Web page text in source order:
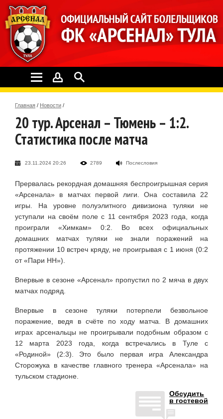
Главная / Новости /
20 тур. Арсенал – Тюмень – 1:2.
Статистика после матча
23.11.2024 20:26 2789 Послесловия
Прервалась рекордная домашняя беспроигрышная серия
«Арсенала» в матчах первой лиги. Она составила 22
игры. На уровне полуэлитного дивизиона туляки не
уступали на своём поле с 11 сентября 2023 года, когда
проиграли «Химкам» 0:2. Во всех официальных
домашних матчах туляки не знали поражений на
протяжении 10 встреч кряду, не проигрывая с 1 июня (0:2
от «Пари НН»).
Впервые в сезоне «Арсенал» пропустил по 2 мяча в двух
матчах подряд.
Впервые в сезоне туляки потерпели безвольное
поражение, ведя в счёте по ходу матча. В домашних
играх арсенальцы не проигрывали подобным образом с
12 марта 2023 года, когда встречались в Туле с
«Родиной» (2:3). Это было первая игра Александра
Сторожука в качестве главного тренера «Арсенала» на
тульском стадионе.
Обсудить
в гостевой